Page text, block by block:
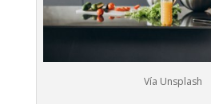
Vía Unsplash